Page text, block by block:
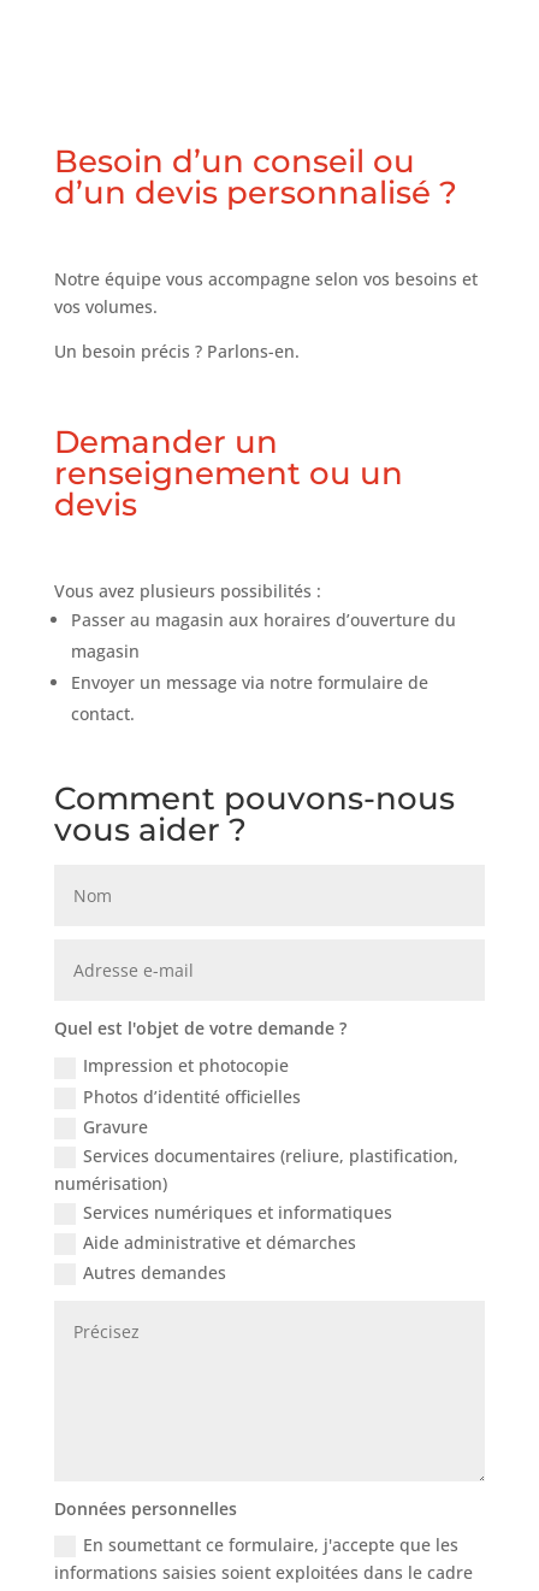
Besoin d’un conseil ou
d’un devis personnalisé ?
Notre équipe vous accompagne selon vos besoins et
vos volumes.
Un besoin précis ? Parlons-en.
Demander un
renseignement ou un
devis
Vous avez plusieurs possibilités :
Passer au magasin aux horaires d’ouverture du
magasin
Envoyer un message via notre formulaire de
contact.
Comment pouvons-nous
vous aider ?
Quel est l'objet de votre demande ?
Impression et photocopie
Photos d’identité officielles
Gravure
Services documentaires (reliure, plastification,
numérisation)
Services numériques et informatiques
Aide administrative et démarches
Autres demandes
Données personnelles
En soumettant ce formulaire, j'accepte que les
informations saisies soient exploitées dans le cadre